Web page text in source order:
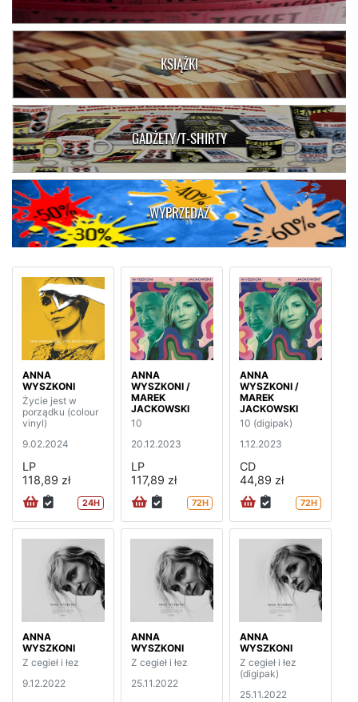
KSIĄŻKI
GADŻETY/T-SHIRTY
WYPRZEDAŻ
ANNA
WYSZKONI
Życie jest w
porządku (colour
vinyl)
9.02.2024
LP
118,89 zł
24H
ANNA
WYSZKONI /
MAREK
JACKOWSKI
10
20.12.2023
LP
117,89 zł
72H
ANNA
WYSZKONI /
MAREK
JACKOWSKI
10 (digipak)
1.12.2023
CD
44,89 zł
72H
ANNA
WYSZKONI
Z cegieł i łez
9.12.2022
ANNA
WYSZKONI
Z cegieł i łez
25.11.2022
ANNA
WYSZKONI
Z cegieł i łez
(digipak)
25.11.2022